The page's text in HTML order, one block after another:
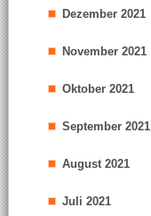
Dezember 2021
November 2021
Oktober 2021
September 2021
August 2021
Juli 2021